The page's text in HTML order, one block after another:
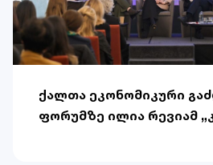
ქალთა ეკონომიკური
ფორუმზე ილია რევიამ